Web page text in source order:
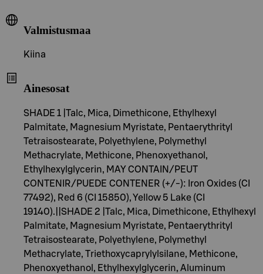
Valmistusmaa
Kiina
Ainesosat
SHADE 1 |Talc, Mica, Dimethicone, Ethylhexyl
Palmitate, Magnesium Myristate, Pentaerythrityl
Tetraisostearate, Polyethylene, Polymethyl
Methacrylate, Methicone, Phenoxyethanol,
Ethylhexylglycerin, MAY CONTAIN/PEUT
CONTENIR/PUEDE CONTENER (+/-): Iron Oxides (CI
77492), Red 6 (CI 15850), Yellow 5 Lake (CI
19140).||SHADE 2 |Talc, Mica, Dimethicone, Ethylhexyl
Palmitate, Magnesium Myristate, Pentaerythrityl
Tetraisostearate, Polyethylene, Polymethyl
Methacrylate, Triethoxycaprylylsilane, Methicone,
Phenoxyethanol, Ethylhexylglycerin, Aluminum